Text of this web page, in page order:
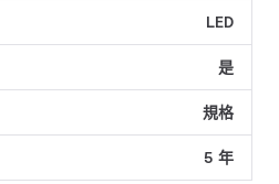
LED
是
規格
5 年